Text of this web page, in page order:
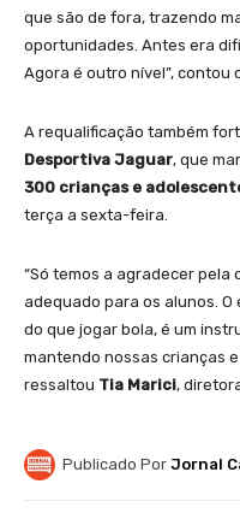
que são de fora, trazendo
oportunidades. Antes era
Agora é outro nível”, contou
A requalificação também
Desportiva Jaguar, que
300 crianças e
terça a sexta-feira.
“Só temos a agradecer
adequado para os alunos.
do que jogar bola, é um
mantendo nossas crianças
ressaltou Tia Marici,
Publicado Por Jornal